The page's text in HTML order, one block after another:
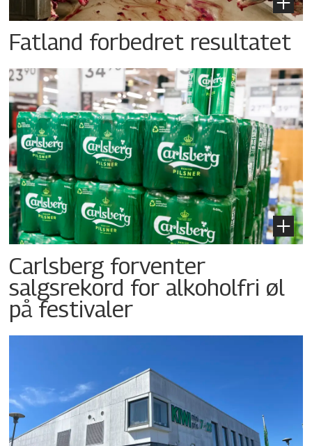
Fatland forbedret resultatet
Carlsberg forventer
salgsrekord for alkoholfri øl
på festivaler